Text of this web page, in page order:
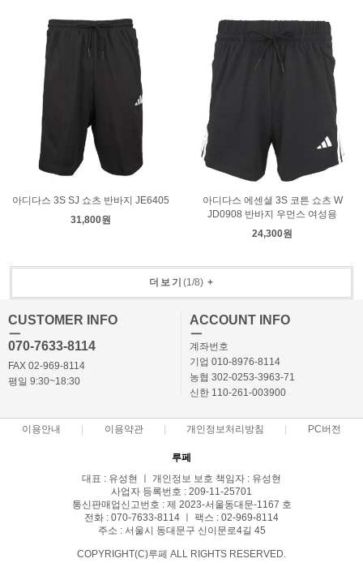
아디다스 3S SJ 쇼츠 반바지 JE6405
31,800원
아디다스 에센셜 3S 코튼 쇼츠 W
JD0908 반바지 우먼스 여성용
24,300원
더보기 (1/8)+
CUSTOMER INFO
ㅡ
070-7633-8114
FAX 02-969-8114
평일 9:30~18:30
ACCOUNT INFO
ㅡ
계좌번호
기업 010-8976-8114
농협 302-0253-3963-71
신한 110-261-003900
이용안내 이용약관 개인정보처리방침 PC버전
루페
대표 : 유성현 ㅣ 개인정보 보호 책임자 : 유성현
사업자 등록번호 : 209-11-25701
통신판매업신고번호 : 제 2023-서울동대문-1167 호
전화 : 070-7633-8114 ㅣ 팩스 : 02-969-8114
주소 : 서울시 동대문구 신이문로4길 45
COPYRIGHT(C)루페 ALL RIGHTS RESERVED.